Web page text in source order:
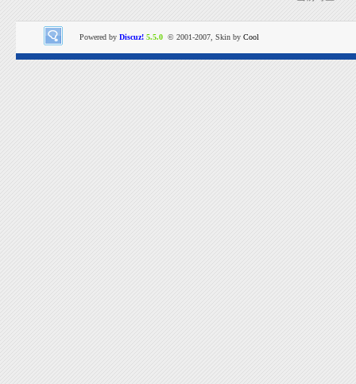
Powered by Discuz! 5.5.0 © 2001-2007, Skin by Cool